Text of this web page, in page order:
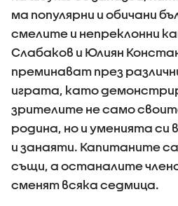
ма популярни и обичани
смелите и непреклонни
Слабаков и Юлиян
преминават през
играта, като
зрителите не само
родина, но и уменията си
и занаяти. Капитаните са
същи, а останалите
сменят всяка седмица.